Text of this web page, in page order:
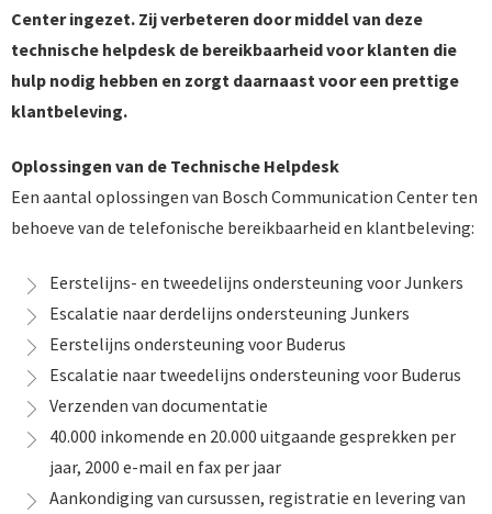
Center ingezet. Zij verbeteren door middel van deze
technische helpdesk de bereikbaarheid voor klanten die
hulp nodig hebben en zorgt daarnaast voor een prettige
klantbeleving.
Oplossingen van de Technische Helpdesk
Een aantal oplossingen van Bosch Communication Center ten
behoeve van de telefonische bereikbaarheid en klantbeleving:
Eerstelijns- en tweedelijns ondersteuning voor Junkers
Escalatie naar derdelijns ondersteuning Junkers
Eerstelijns ondersteuning voor Buderus
Escalatie naar tweedelijns ondersteuning voor Buderus
Verzenden van documentatie
40.000 inkomende en 20.000 uitgaande gesprekken per
jaar, 2000 e-mail en fax per jaar
Aankondiging van cursussen, registratie en levering van